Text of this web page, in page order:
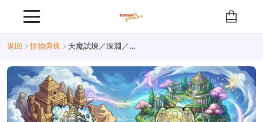
返回 怪物彈珠 天魔試煉／深淵／霸者之塔／沙宮